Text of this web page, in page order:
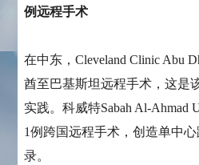
例远程手术
在中东，Cleveland Clinic Abu
酋至巴基斯坦远程手术，这是
实践。科威特Sabah Al‑Ahmad
1例跨国远程手术，创造单中
录。